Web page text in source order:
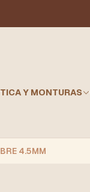
Y MONTURAS
4.5MM